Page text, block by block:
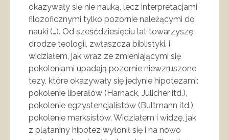
okazywały się nie nauką, lecz interpretacjami
filozoficznymi tylko pozornie należącymi do
nauki (…). Od sześćdziesięciu lat towarzyszę
drodze teologii, zwłaszcza biblistyki, i
widziałem, jak wraz ze zmieniającymi się
pokoleniami upadają pozornie niewzruszone
tezy, które okazywały się jedynie hipotezami:
pokolenie liberałów (Harnack, Jülicher itd.),
pokolenie egzystencjalistów (Bultmann itd.),
pokolenie marksistów. Widziałem i widzę, jak
z plątaniny hipotez wyłonił się i na nowo